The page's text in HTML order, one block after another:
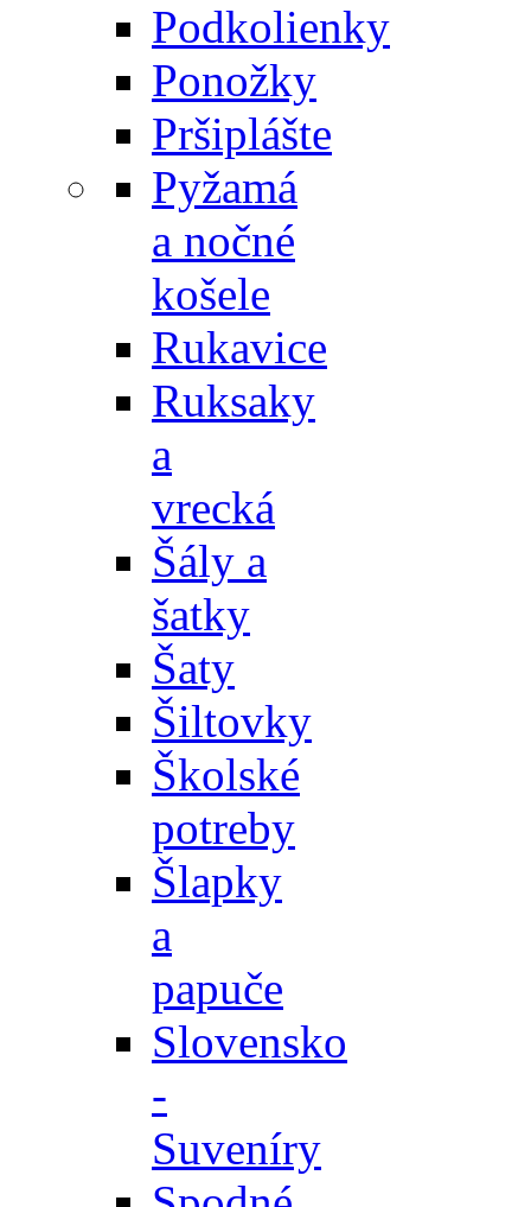
Podkolienky
Ponožky
Pršiplášte
Pyžamá
a nočné
košele
Rukavice
Ruksaky
a
vrecká
Šály a
šatky
Šaty
Šiltovky
Školské
potreby
Šlapky
a
papuče
Slovensko
-
Suveníry